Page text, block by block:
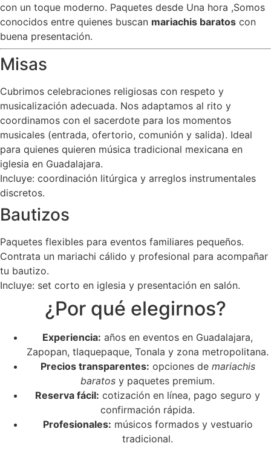
con un toque moderno. Paquetes desde Una hora ,Somos
conocidos entre quienes buscan mariachis baratos con
buena presentación.
Misas
Cubrimos celebraciones religiosas con respeto y
musicalización adecuada. Nos adaptamos al rito y
coordinamos con el sacerdote para los momentos
musicales (entrada, ofertorio, comunión y salida). Ideal
para quienes quieren música tradicional mexicana en
iglesia en Guadalajara.
Incluye: coordinación litúrgica y arreglos instrumentales
discretos.
Bautizos
Paquetes flexibles para eventos familiares pequeños.
Contrata un mariachi cálido y profesional para acompañar
tu bautizo.
Incluye: set corto en iglesia y presentación en salón.
¿Por qué elegirnos?
Experiencia: años en eventos en Guadalajara,
Zapopan, tlaquepaque, Tonala y zona metropolitana.
Precios transparentes: opciones de mariachis
baratos y paquetes premium.
Reserva fácil: cotización en línea, pago seguro y
confirmación rápida.
Profesionales: músicos formados y vestuario
tradicional.